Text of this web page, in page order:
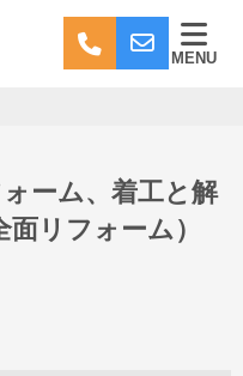
MENU
ーム、着工と解
リフォーム）